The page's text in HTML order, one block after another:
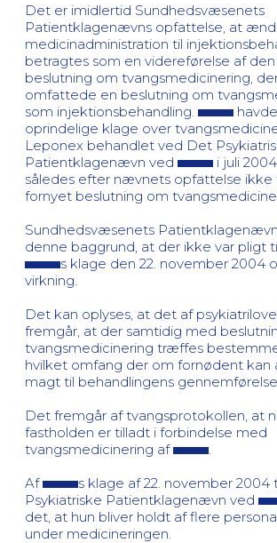
Det er imidlertid Sundhedsvæsenets
Patientklagenævns opfattelse, at
medicinadministration til
betragtes som en videreførelse af
beslutning om tvangsmedicinering,
omfattede en beslutning om
som injektionsbehandling.
oprindelige klage over
Leponex behandlet ved Det
Patientklagenævn ved
i juli
således efter nævnets opfattelse ikke
fornyet beslutning om
Sundhedsvæsenets
denne baggrund, at der ikke var pligt
s klage den 22. november 2004
virkning.
Det kan oplyses, at det af
fremgår, at der samtidig med
tvangsmedicinering træffes
hvilket omfang der om fornødent kan
magt til behandlingens gennemførelse.
Det fremgår af tvangsprotokollen, at
fastholden er tilladt i forbindelse med
tvangsmedicinering af
Af
s klage af 22. november 2004
Psykiatriske Patientklagenævn ved
det, at hun bliver holdt af flere
under medicineringen.